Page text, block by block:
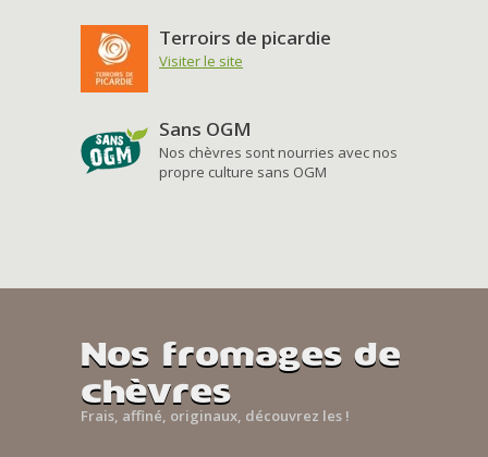
Terroirs de picardie
Visiter le site
Sans OGM
Nos chèvres sont nourries avec nos
propre culture sans OGM
Nos fromages de
chèvres
Frais, affiné, originaux, découvrez les !